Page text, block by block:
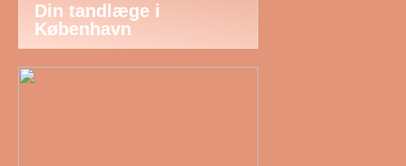
Din tandlæge i
København